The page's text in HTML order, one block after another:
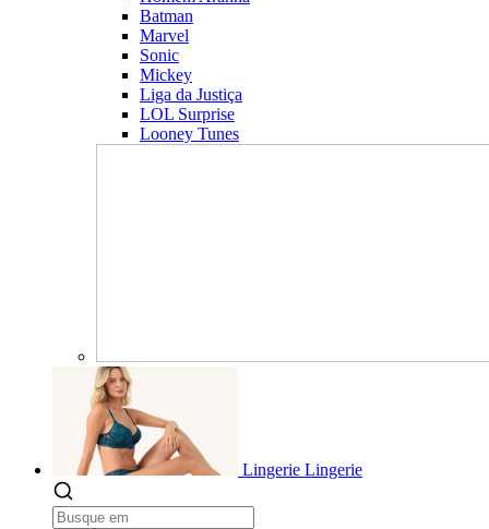
Batman
Marvel
Sonic
Mickey
Liga da Justiça
LOL Surprise
Looney Tunes
Lingerie Lingerie